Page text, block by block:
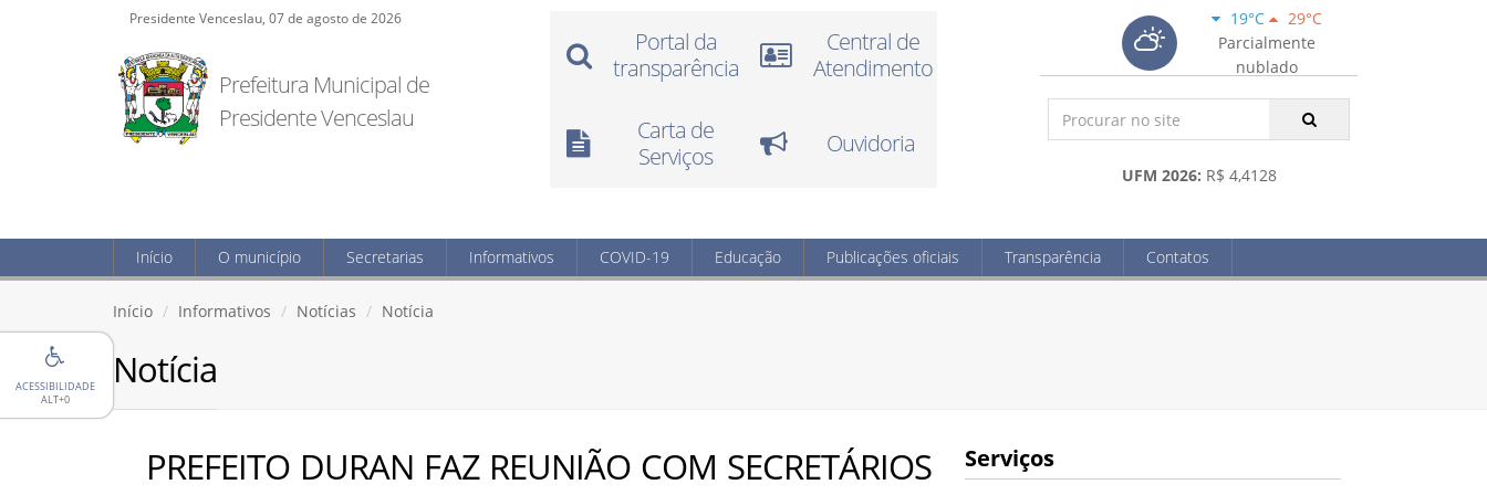
ACESSIBILIDADE
ALT+0
Presidente Venceslau, 07 de agosto de 2026
Prefeitura Municipal de
Presidente Venceslau
Portal da
transparência
Central de
Atendimento
Carta de
Serviços
Ouvidoria
19°C
29°C
Parcialmente
nublado
UFM 2026: R$ 4,4128
Início O município Secretarias Informativos COVID-19 Educação Publicações oficiais Transparência Contatos
Início Informativos Notícias Notícia
Notícia
PREFEITO DURAN FAZ REUNIÃO COM SECRETÁRIOS
Serviços